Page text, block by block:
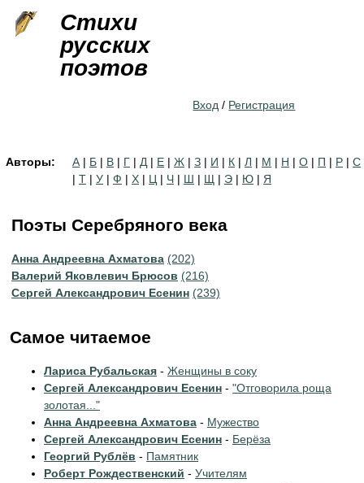
Стихи
русских
поэтов
Вход / Регистрация
Авторы: А | Б | В | Г | Д | Е | Ж | З | И | К | Л | М | Н | О | П | Р | С
| Т | У | Ф | Х | Ц | Ч | Ш | Щ | Э | Ю | Я
Поэты Серебряного века
Анна Андреевна Ахматова (202)
Валерий Яковлевич Брюсов (216)
Сергей Александрович Есенин (239)
Самое читаемое
Лариса Рубальская - Женщины в соку
Сергей Александрович Есенин - "Отговорила роща
золотая..."
Анна Андреевна Ахматова - Мужество
Сергей Александрович Есенин - Берёза
Георгий Рублёв - Памятник
Роберт Рождественский - Учителям